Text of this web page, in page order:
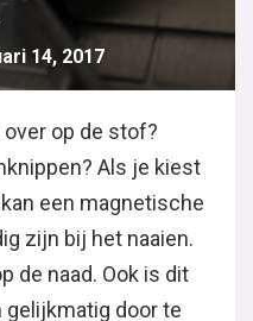
14, 2017
op de stof?
Als je kiest
een magnetische
zijn bij het naaien.
de naad. Ook is dit
gelijkmatig door te